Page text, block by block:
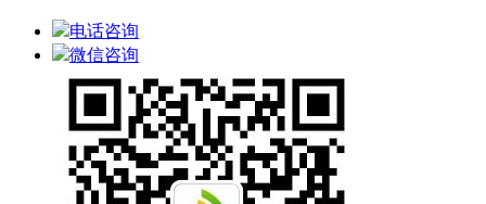
电话咨询
微信咨询